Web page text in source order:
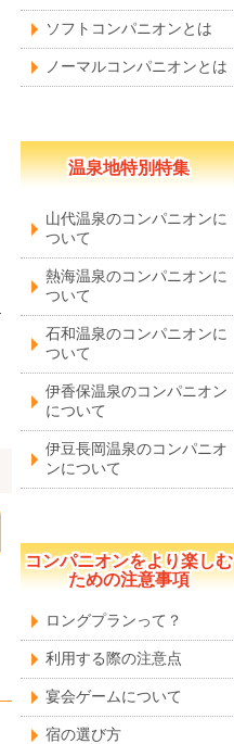
ソフトコンパニオンとは
ノーマルコンパニオンとは
温泉地特別特集
山代温泉のコンパニオンに
ついて
熱海温泉のコンパニオンに
ついて
石和温泉のコンパニオンに
ついて
伊香保温泉のコンパニオン
について
伊豆長岡温泉のコンパニオ
ンについて
コンパニオンをより楽しむ
ための注意事項
ロングプランって？
利用する際の注意点
宴会ゲームについて
宿の選び方